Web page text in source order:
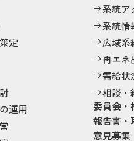
定
運用
系統ア
系統情
広域系
再エネ
需給状
相談・
委員会・
報告書・
意見募集